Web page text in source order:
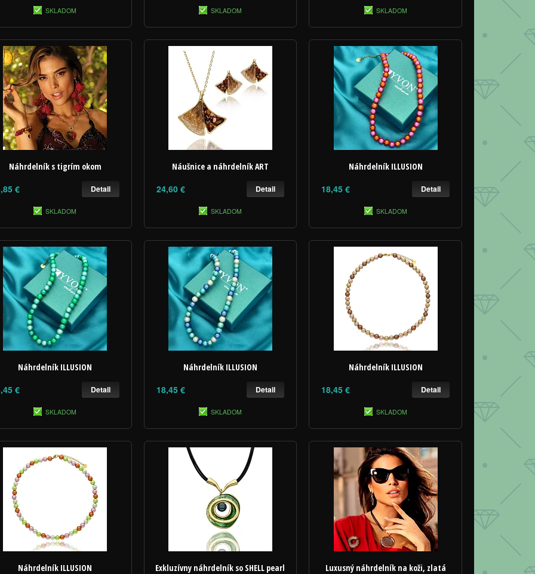
SKLADOM SKLADOM SKLADOM
Náhrdelník s tigrím okom
€ Detail
SKLADOM
Náušnice a náhrdelník ART
24,60 € Detail
SKLADOM
Náhrdelník ILLUSION
18,45 € Detail
SKLADOM
Náhrdelník ILLUSION
€ Detail
SKLADOM
Náhrdelník ILLUSION
18,45 € Detail
SKLADOM
Náhrdelník ILLUSION
18,45 € Detail
SKLADOM
Náhrdelník ILLUSION Exkluzívny náhrdelník so SHELL pearl Luxusný náhrdelník na koži, zlatá